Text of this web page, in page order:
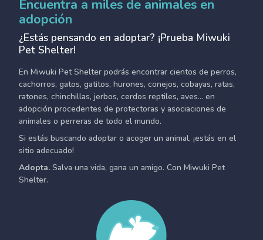
Encuentra a miles de animales en
adopción
¿Estás pensando en adoptar? ¡Prueba Miwuki
Pet Shelter!
En Miwuki Pet Shelter podrás encontrar cientos de perros,
cachorros, gatos, gatitos, hurones, conejos, cobayas, ratas,
ratones, chinchillas, jerbos, cerdos reptiles, aves... en
adopción procedentes de protectoras y asociaciones de
animales o perreras de todo el mundo.
Si estás buscando adoptar o acoger un animal, ¡estás en el
sitio adecuado!
Adopta. Salva una vida, gana un amigo. Con Miwuki Pet
Shelter.